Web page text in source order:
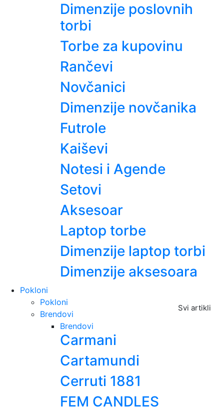
Dimenzije poslovnih
torbi
Torbe za kupovinu
Rančevi
Novčanici
Dimenzije novčanika
Futrole
Kaiševi
Notesi i Agende
Setovi
Aksesoar
Laptop torbe
Dimenzije laptop torbi
Dimenzije aksesoara
Pokloni
Svi artikli
Pokloni
Brendovi
Brendovi
Carmani
Cartamundi
Cerruti 1881
FEM CANDLES